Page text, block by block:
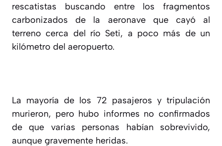
rescatistas buscando entre los fragmentos
carbonizados de la aeronave que cayó al
terreno cerca del río Seti, a poco más de un
kilómetro del aeropuerto.
La mayoría de los 72 pasajeros y tripulación
murieron, pero hubo informes no confirmados
de que varias personas habían sobrevivido,
aunque gravemente heridas.